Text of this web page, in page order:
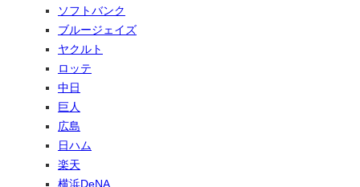
ソフトバンク
ブルージェイズ
ヤクルト
ロッテ
中日
巨人
広島
日ハム
楽天
横浜DeNA